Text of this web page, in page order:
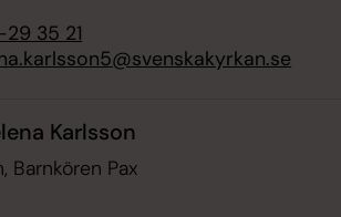
35 21
Karlsson
Barnkören Pax